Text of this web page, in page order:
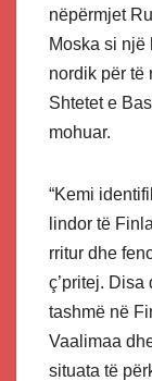
nëpërmjet
Moska si një
nordik për të
Shtetet e
mohuar.
“Kemi
lindor të
rritur dhe
ç’pritej.
tashmë në
Vaalimaa
situata të